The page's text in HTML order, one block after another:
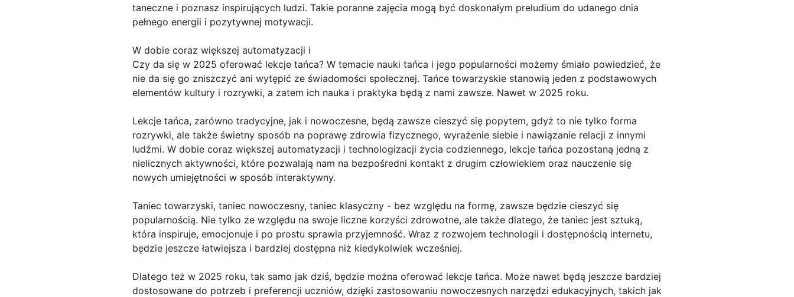
taneczne i poznasz inspirujących ludzi. Takie poranne zajęcia mogą być doskonałym preludium do udanego dnia
pełnego energii i pozytywnej motywacji.
W dobie coraz większej automatyzacji i
Czy da się w 2025 oferować lekcje tańca? W temacie nauki tańca i jego popularności możemy śmiało powiedzieć, że
nie da się go zniszczyć ani wytępić ze świadomości społecznej. Tańce towarzyskie stanowią jeden z podstawowych
elementów kultury i rozrywki, a zatem ich nauka i praktyka będą z nami zawsze. Nawet w 2025 roku.
Lekcje tańca, zarówno tradycyjne, jak i nowoczesne, będą zawsze cieszyć się popytem, gdyż to nie tylko forma
rozrywki, ale także świetny sposób na poprawę zdrowia fizycznego, wyrażenie siebie i nawiązanie relacji z innymi
ludźmi. W dobie coraz większej automatyzacji i technologizacji życia codziennego, lekcje tańca pozostaną jedną z
nielicznych aktywności, które pozwalają nam na bezpośredni kontakt z drugim człowiekiem oraz nauczenie się
nowych umiejętności w sposób interaktywny.
Taniec towarzyski, taniec nowoczesny, taniec klasyczny - bez względu na formę, zawsze będzie cieszyć się
popularnością. Nie tylko ze względu na swoje liczne korzyści zdrowotne, ale także dlatego, że taniec jest sztuką,
która inspiruje, emocjonuje i po prostu sprawia przyjemność. Wraz z rozwojem technologii i dostępnością internetu,
będzie jeszcze łatwiejsza i bardziej dostępna niż kiedykolwiek wcześniej.
Dlatego też w 2025 roku, tak samo jak dziś, będzie można oferować lekcje tańca. Może nawet będą jeszcze bardziej
dostosowane do potrzeb i preferencji uczniów, dzięki zastosowaniu nowoczesnych narzędzi edukacyjnych, takich jak